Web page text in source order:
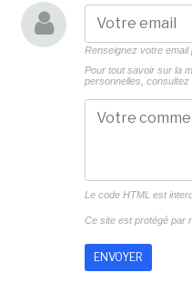
Renseignez votre
Pour tout savoir sur la
personnelles, consultez
Le code HTML est
Ce site est protégé par